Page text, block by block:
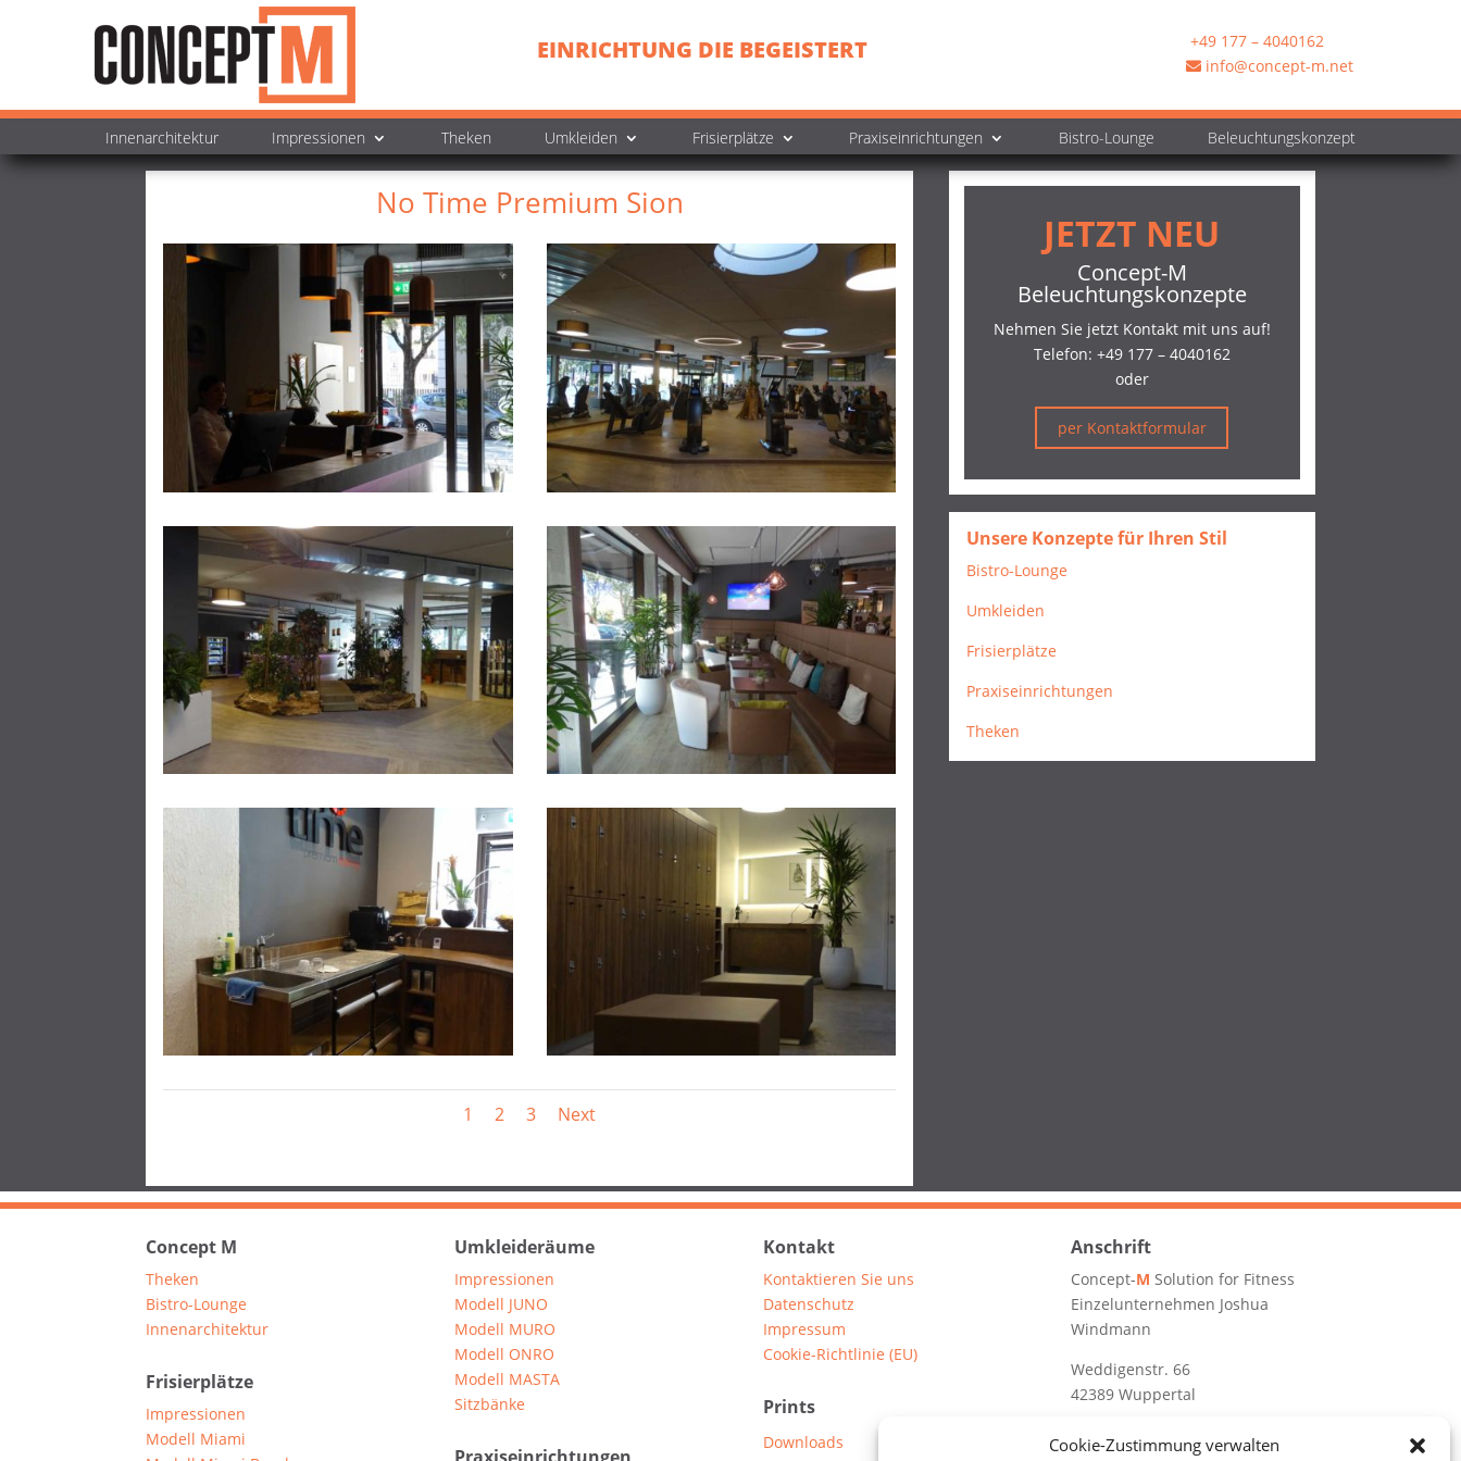
Cookie-Zustimmung verwalten
EINRICHTUNG DIE BEGEISTERT
+49 177 – 4040162
info@concept-m.net
Innenarchitektur Impressionen Theken Umkleiden Frisierplätze Praxiseinrichtungen Bistro-Lounge Beleuchtungskonzept
No Time Premium Sion
1 2 3 Next
JETZT NEU
Concept-M
Beleuchtungskonzepte
Nehmen Sie jetzt Kontakt mit uns auf!
Telefon: +49 177 – 4040162
oder
per Kontaktformular
Unsere Konzepte für Ihren Stil
Bistro-Lounge
Umkleiden
Frisierplätze
Praxiseinrichtungen
Theken
Concept M
Theken
Bistro-Lounge
Innenarchitektur
Frisierplätze
Impressionen
Modell Miami
Umkleideräume
Impressionen
Modell JUNO
Modell MURO
Modell ONRO
Modell MASTA
Sitzbänke
Kontakt
Kontaktieren Sie uns
Datenschutz
Impressum
Cookie-Richtlinie (EU)
Prints
Downloads
Anschrift
Concept-M Solution for Fitness
Einzelunternehmen Joshua
Windmann
Weddigenstr. 66
42389 Wuppertal
+49 177 – 4040162